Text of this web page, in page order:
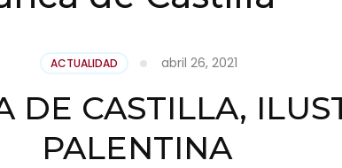
ACTUALIDAD abril 26, 2021
DE CASTILLA,
PALENTINA